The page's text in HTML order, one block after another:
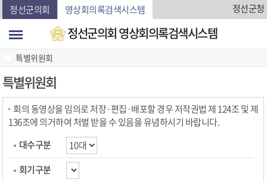
본문바로가기
정선군의회 영상회의록검색시스템 정선군청
정선군의회 영상회의록검색시스템
특별위원회
특별위원회
회의 동영상을 임의로 저장·편집·배포할 경우 저작권법 제 124조 및 제
136조에 의거하여 처벌 받을 수 있음을 유념하시기 바랍니다.
대수구분
회기구분